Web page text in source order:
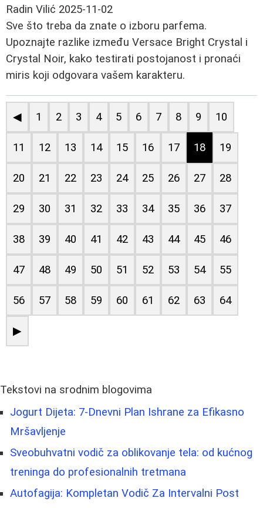
Radin Vilić 2025-11-02
Sve što treba da znate o izboru parfema.
Upoznajte razlike između Versace Bright Crystal i
Crystal Noir, kako testirati postojanost i pronaći
miris koji odgovara vašem karakteru.
◀ 1 2 3 4 5 6 7 8 9 10
11 12 13 14 15 16 17 18 19
20 21 22 23 24 25 26 27 28
29 30 31 32 33 34 35 36 37
38 39 40 41 42 43 44 45 46
47 48 49 50 51 52 53 54 55
56 57 58 59 60 61 62 63 64
▶
Tekstovi na srodnim blogovima
Jogurt Dijeta: 7-Dnevni Plan Ishrane za Efikasno
Mršavljenje
Sveobuhvatni vodič za oblikovanje tela: od kućnog
treninga do profesionalnih tretmana
Autofagija: Kompletan Vodič Za Intervalni Post